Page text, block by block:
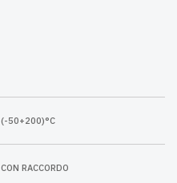
(-50+200)°C
CON RACCORDO